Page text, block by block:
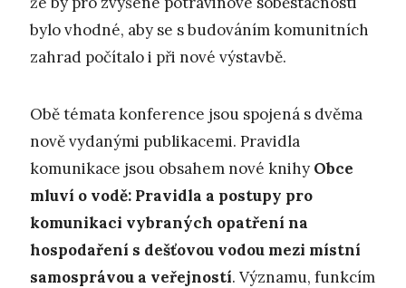
bylo vhodné, aby se s budováním komunitních
zahrad počítalo i při nové výstavbě.
Obě témata konference jsou spojená s dvěma
nově vydanými publikacemi. Pravidla
komunikace jsou obsahem nové knihy Obce
mluví o vodě: Pravidla a postupy pro
komunikaci vybraných opatření na
hospodaření s dešťovou vodou mezi místní
samosprávou a veřejností. Významu, funkcím